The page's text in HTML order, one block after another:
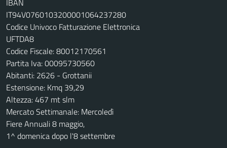
IBAN
IT94V0760103200001064237280
Codice Univoco Fatturazione Elettronica
UFTDA8
Codice Fiscale: 80012170561
Partita Iva: 00095730560
Abitanti: 2626 - Grottanii
Estensione: Kmq 39,29
Altezza: 467 mt slm
Mercato Settimanale: Mercoledì
Fiere Annuali 8 maggio,
1^ domenica dopo l'8 settembre